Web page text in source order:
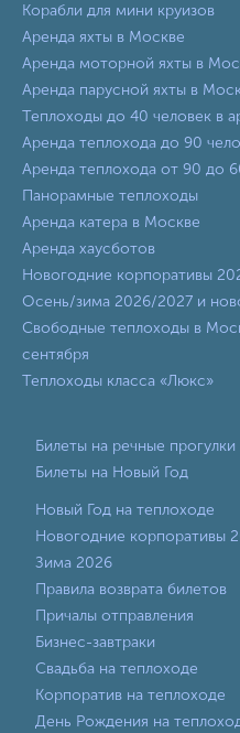
Корабли для мини круизов
Аренда яхты в Москве
Аренда моторной яхты в
Аренда парусной яхты в
Теплоходы до 40 человек в
Аренда теплохода до 90
Аренда теплохода от 90 до
Панорамные теплоходы
Аренда катера в Москве
Аренда хаусботов
Новогодние корпоративы
Осень/зима 2026/2027 и
Свободные теплоходы в
сентября
Теплоходы класса «Люкс»
Билеты на речные прогулки
Билеты на Новый Год
Новый Год на теплоходе
Новогодние корпоративы
Зима 2026
Правила возврата билетов
Причалы отправления
Бизнес-завтраки
Свадьба на теплоходе
Корпоратив на теплоходе
День Рождения на